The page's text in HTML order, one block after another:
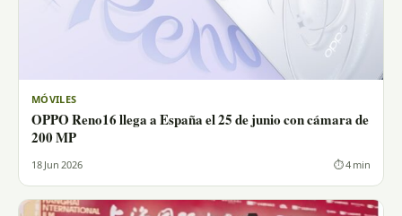
MÓVILES
OPPO Reno16 llega a España el 25 de junio con cámara de
200 MP
18 Jun 2026 ⏱ 4 min